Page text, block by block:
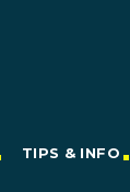
TIPS & INFO